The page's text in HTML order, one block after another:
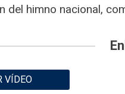
del himno nacional,
VÍDEO